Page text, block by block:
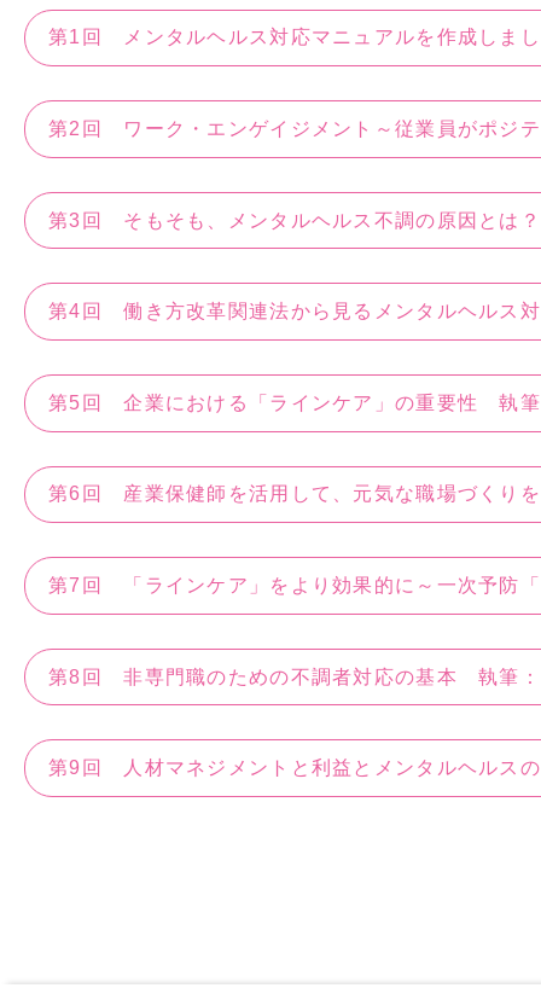
第1回 メンタルヘルス対応マニュアルを作成し
第2回 ワーク・エンゲイジメント～従業員がポ
第3回 そもそも、メンタルヘルス不調の原因と
第4回 働き方改革関連法から見るメンタルヘル
第5回 企業における「ラインケア」の重要性 執
第6回 産業保健師を活用して、元気な職場づく
第7回 「ラインケア」をより効果的に～一次予
第8回 非専門職のための不調者対応の基本 執
第9回 人材マネジメントと利益とメンタルヘル